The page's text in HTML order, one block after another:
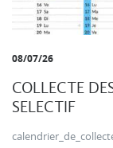
08/07/26
COLLECTE
SELECTIF